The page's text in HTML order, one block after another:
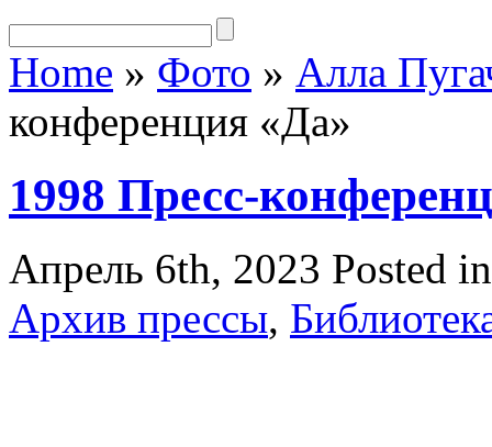
Home » Фото » Алла
конференция «Да»
1998 Пресс-
Апрель 6th, 2023 Posted
Архив прессы,